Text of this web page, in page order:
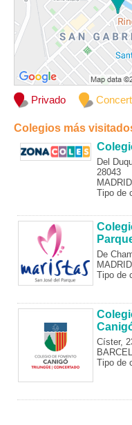
Privado
Colegios más
Del
28043
Tipo de
De
Tipo de
Císter,
Tipo de